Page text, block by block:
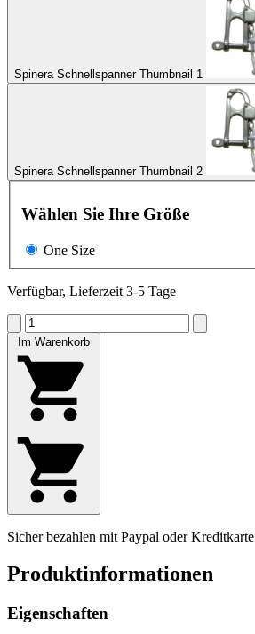
Spinera Schnellspanner Thumbnail 1
Spinera Schnellspanner Thumbnail 2
Wählen Sie Ihre Größe
One Size
Verfügbar, Lieferzeit 3-5 Tage
Im Warenkorb
Sicher bezahlen mit Paypal oder Kreditkarte
Produktinformationen
Eigenschaften